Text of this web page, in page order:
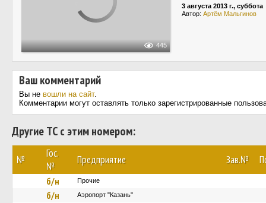
445
3 августа 2013 г., суббота
Автор: Артём Мальгинов
Ваш комментарий
Вы не вошли на сайт.
Комментарии могут оставлять только зарегистрированные
Другие ТС с этим номером:
№
Гос.
№
Предприятие Зав.№
б/н Прочие
б/н Аэропорт "Казань"